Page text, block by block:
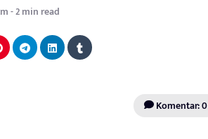
- 2 min read
Komentar: 0